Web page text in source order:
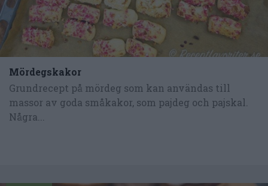
Mördegskakor
Grundrecept på mördeg som kan användas till
massor av goda småkakor, som pajdeg och pajskal.
Några...